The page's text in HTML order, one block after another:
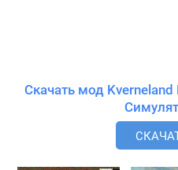
Скачать мод